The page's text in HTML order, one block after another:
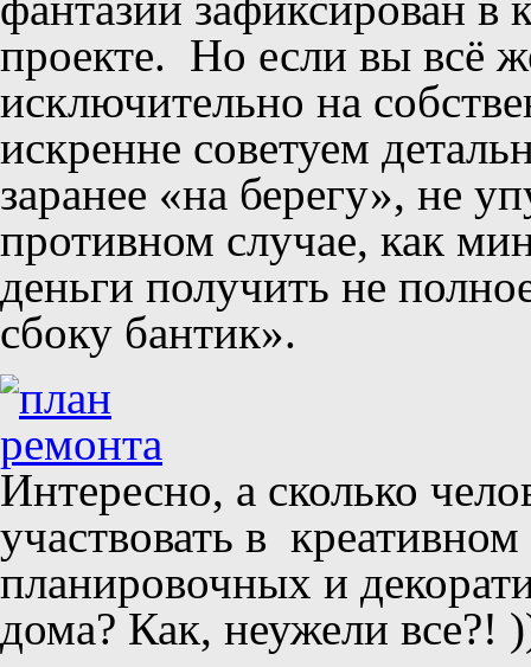
проекте. Но если вы всё
исключительно на
искренне советуем
заранее «на берегу», не
противном случае, как
деньги получить не
сбоку бантик».
Интересно, а сколько
участвовать в
планировочных и
дома? Как, неужели все?!